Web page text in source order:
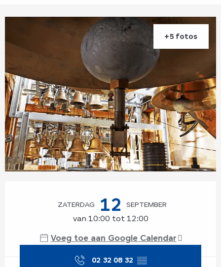
+5 fotos
ZATERDAG 12 SEPTEMBER
van 10:00 tot 12:00
Voeg toe aan Google Calendar
02 32 08 32 ▒▒